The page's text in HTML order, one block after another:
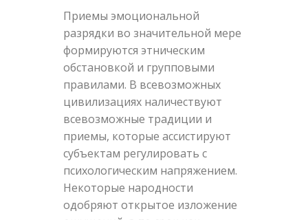
Приемы эмоциональной
разрядки во значительной мере
формируются этническим
обстановкой и групповыми
правилами. В всевозможных
цивилизациях наличествуют
всевозможные традиции и
приемы, которые ассистируют
субъектам регулировать с
психологическим напряжением.
Некоторые народности
одобряют открытое изложение